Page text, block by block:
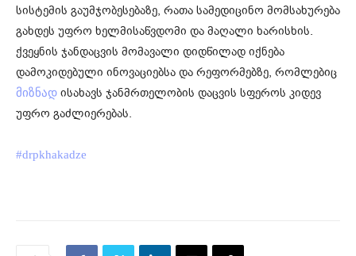
სისტემის გაუმჯობესებაზე, რათა სამედიცინო მომსახურება
გახდეს უფრო ხელმისაწვდომი და მაღალი ხარისხის.
ქვეყნის ჯანდაცვის მომავალი დიდწილად იქნება
დამოკიდებული ინოვაციებსა და რეფორმებზე, რომლებიც
მიზნად ისახავს ჯანმრთელობის დაცვის სფეროს კიდევ
უფრო გაძლიერებას.
#drpkhakadze